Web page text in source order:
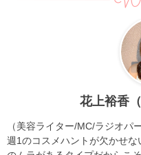
花上裕香
（美容ライター/MC/ラジオパ
週1のコスメハントが欠かせ